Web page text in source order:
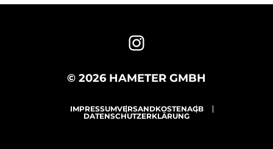
© 2026 HAMETER GMBH
IMPRESSUMVERSANDKOSTENAGB
DATENSCHUTZERKLÄRUNG